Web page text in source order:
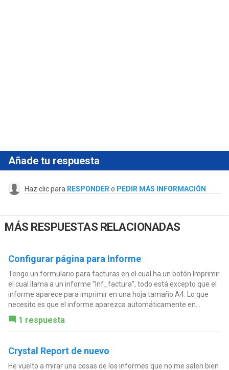
Añade tu respuesta
Haz clic para RESPONDER o PEDIR MÁS INFORMACIÓN
MÁS RESPUESTAS RELACIONADAS
Configurar página para Informe
Tengo un formulario para facturas en el cual ha un botón Imprimir
el cual llama a un informe "Inf_factura", todo está excepto que el
informe aparece para imprimir en una hoja tamaño A4. Lo que
necesito es que el informe aparezca automáticamente en...
1 respuesta
Crystal Report de nuevo
He vuelto a mirar una cosas de los informes que no me salen bien